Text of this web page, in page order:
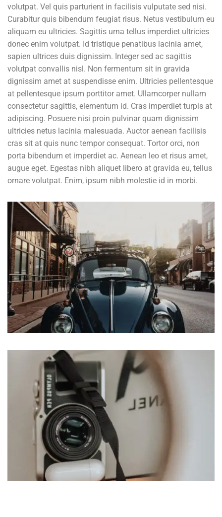
volutpat. Vel quis parturient in facilisis vulputate sed nisi.
Curabitur quis bibendum feugiat risus. Netus vestibulum eu
aliquam eu ultricies. Sagittis urna tellus imperdiet ultricies
donec enim volutpat. Id tristique penatibus lacinia amet,
sapien ultrices duis dignissim. Integer sed ac sagittis
volutpat convallis nisl. Non fermentum sit in gravida
dignissim amet at suspendisse enim. Ultricies pellentesque
at pellentesque ipsum porttitor amet. Ullamcorper nullam
consectetur sagittis, elementum id. Cras imperdiet turpis at
adipiscing. Posuere nisi proin pulvinar quam dignissim
ultricies netus lacinia malesuada. Auctor aenean facilisis
cras sit at quis nunc tempor consequat. Tortor orci, non
porta bibendum et imperdiet ac. Aenean leo et risus amet,
augue eget. Egestas nibh aliquet libero at gravida eu, tellus
ornare volutpat. Enim, ipsum nibh molestie id in morbi.